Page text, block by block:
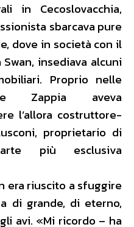
in Cecoslovacchia,
sbarcava pure
dove in società con il
insediava alcuni
Proprio nelle
Zappia aveva
l’allora costruttore-
proprietario di
più esclusiva
era riuscito a sfuggire
di grande, di eterno,
avi. «Mi ricordo – ha